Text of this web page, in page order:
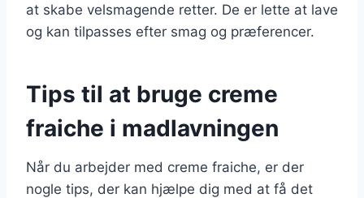
at skabe velsmagende retter. De er lette at lave
og kan tilpasses efter smag og præferencer.
Tips til at bruge creme
fraiche i madlavningen
Når du arbejder med creme fraiche, er der
nogle tips, der kan hjælpe dig med at få det